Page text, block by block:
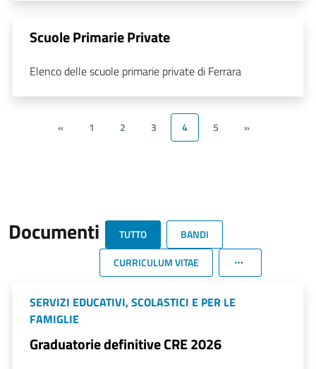
Scuole Primarie Private
Elenco delle scuole primarie private di Ferrara
« 1 2 3 4 5 »
Documenti TUTTO
BANDI
CURRICULUM VITAE
SERVIZI EDUCATIVI, SCOLASTICI E PER LE
FAMIGLIE
Graduatorie definitive CRE 2026